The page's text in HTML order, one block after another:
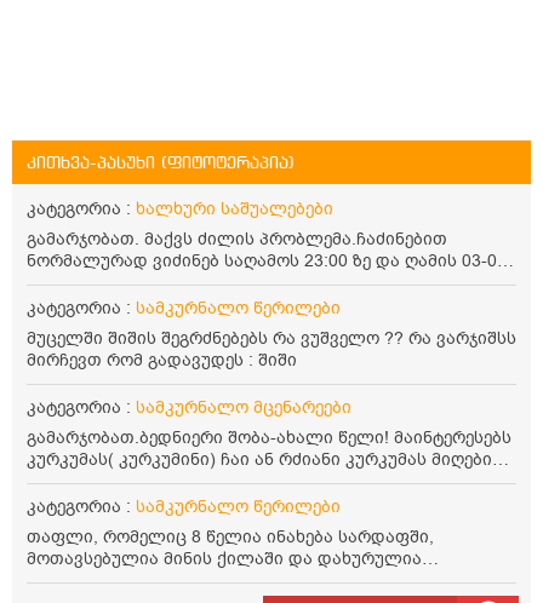
კითხვა-პასუხი (ფიტოტერაპია)
კატეგორია : ხალხური საშუალებები
გამარჯობათ. მაქვს ძილის პრობლემა.ჩაძინებით
ნორმალურად ვიძინებ საღამოს 23:00 ზე და ღამის 03-00
ან 04:00 საათზე მეღვიძება და მერე ვერ ვიძინებ
ვერაფრით.რამე ხალხური საშუალება თუ არის ამ
კატეგორია : სამკურნალო წერილები
მუცელში შიშის შეგრძნებებს რა ვუშველო ?? რა ვარჯიშსს
მირჩევთ რომ გადავუდეს : შიში
კატეგორია : სამკურნალო მცენარეები
გამარჯობათ.ბედნიერი შობა-ახალი წელი! მაინტერესებს
კურკუმას( კურკუმინი) ჩაი ან რძიანი კურკუმას მიღების
წესი. მაინტერესებდა და წავიკითხე ასეთი ინფორმაცია:
კურკუმას გააჩნია ანთების საწინააღმდეგო,
დამამშვიდებელი და ანტიოქსიდანტური თვისებები.ის
უნდა მივიღოთო ცხიმთან და შავ პილპილთან ერთად
ეფექტურობის მიზნით. 1) პირველი ვარიანტი არის ჩაი:
როგორ მივიღო კურკუმას ჩაი? უზმოზე,ჭამამდე თუ ჭამის
კატეგორია : სამკურნალო წერილები
თაფლი, რომელიც 8 წელია ინახება სარდაფში,
მოთავსებულია მინის ქილაში და დახურულია
პლასტმასის სახურავით. ექნება თუ არა შენარჩუნებული